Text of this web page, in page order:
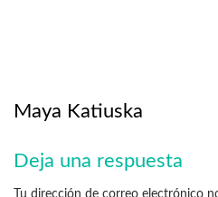
Maya Katiuska
Deja una respuesta
Tu dirección de correo electrónico